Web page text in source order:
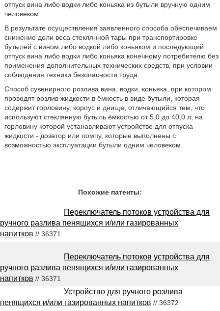
отпуск вина либо водки либо коньяка из бутыли вручную одним
человеком.
В результате осуществления заявленного способа обеспечиваем
снижение доли веса стеклянной тары при транспортировке
бутылей с вином либо водкой либо коньяком и последующий
отпуск вина либо водки либо коньяка конечному потребителю без
применения дополнительных технических средств, при условии
соблюдения техники безопасности труда.
Способ сувенирного розлива вина, водки, коньяка, при котором
проводят розлив жидкости в ёмкость в виде бутыли, которая
содержит горловину, корпус и днище, отличающийся тем, что
используют стеклянную бутыль ёмкостью от 5,0 до 40,0 л, на
горловину которой устанавливают устройство для отпуска
жидкости - дозатор или помпу, которые выполнены с
возможностью эксплуатации бутыли одним человеком.
Похожие патенты:
Переключатель потоков устройства для
ручного разлива пенящихся и/или газированных
напитков // 36371
Переключатель потоков устройства для
ручного разлива пенящихся и/или газированных
напитков // 36371
Устройство для ручного розлива
пенящихся и/или газированных напитков // 36372